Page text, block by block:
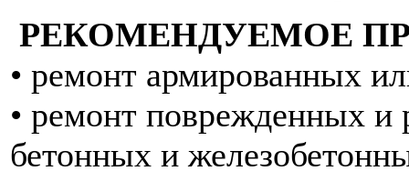
РЕКОМЕНДУЕМОЕ
• ремонт армированных
• ремонт поврежденных и
бетонных и